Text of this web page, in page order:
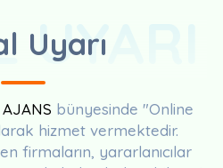
Uyarı
UYARI
bünyesinde "Online
hizmet vermektedir.
firmaların, yararlanıcılar